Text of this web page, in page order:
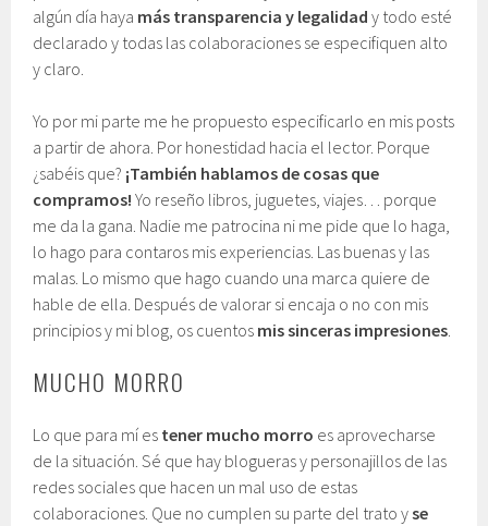
algún día haya más transparencia y legalidad y todo esté
declarado y todas las colaboraciones se especifiquen alto
y claro.
Yo por mi parte me he propuesto especificarlo en mis posts
a partir de ahora. Por honestidad hacia el lector. Porque
¿sabéis que? ¡También hablamos de cosas que
compramos! Yo reseño libros, juguetes, viajes… porque
me da la gana. Nadie me patrocina ni me pide que lo haga,
lo hago para contaros mis experiencias. Las buenas y las
malas. Lo mismo que hago cuando una marca quiere de
hable de ella. Después de valorar si encaja o no con mis
principios y mi blog, os cuentos mis sinceras impresiones.
MUCHO MORRO
Lo que para mí es tener mucho morro es aprovecharse
de la situación. Sé que hay blogueras y personajillos de las
redes sociales que hacen un mal uso de estas
colaboraciones. Que no cumplen su parte del trato yse